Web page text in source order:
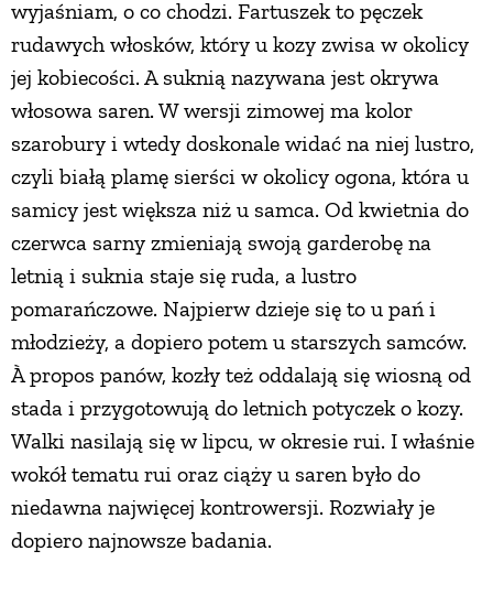
wyjaśniam, o co chodzi. Fartuszek to pęczek
rudawych włosków, który u kozy zwisa w okolicy
jej kobiecości. A suknią nazywana jest okrywa
włosowa saren. W wersji zimowej ma kolor
szarobury i wtedy doskonale widać na niej lustro,
czyli białą plamę sierści w okolicy ogona, która u
samicy jest większa niż u samca. Od kwietnia do
czerwca sarny zmieniają swoją garderobę na
letnią i suknia staje się ruda, a lustro
pomarańczowe. Najpierw dzieje się to u pań i
młodzieży, a dopiero potem u starszych samców.
À propos panów, kozły też oddalają się wiosną od
stada i przygotowują do letnich potyczek o kozy.
Walki nasilają się w lipcu, w okresie rui. I właśnie
wokół tematu rui oraz ciąży u saren było do
niedawna najwięcej kontrowersji. Rozwiały je
dopiero najnowsze badania.